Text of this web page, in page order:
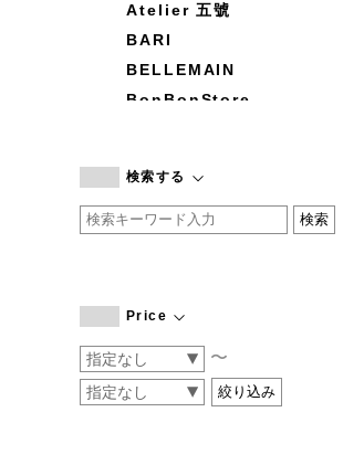
Atelier 五號
BARI
BELLEMAIN
BonBonStore
by basics
CATWORTH
COGTHEBIGSMOKE
CONVERSE
DEAN & DELUCA
検索する
Price
〜